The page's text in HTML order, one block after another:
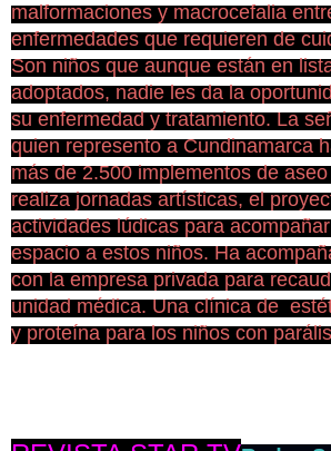
malformaciones y macrocefalia
enfermedades que requieren de
Son niños que aunque están en
adoptados, nadie les da la
su enfermedad y tratamiento. La
quien represento a Cundinamarca
más de 2.500 implementos de
realiza jornadas artísticas, el
actividades lúdicas para
espacio a estos niños. Ha
con la empresa privada para
unidad médica. Una clínica de
y proteína para los niños con